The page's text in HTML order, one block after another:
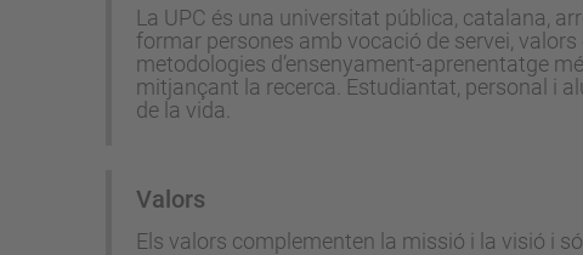
La UPC és una universitat pública, catalana,
formar persones amb vocació de servei,
metodologies d’ensenyament-aprenentatge
mitjançant la recerca. Estudiantat, personal i
de la vida.
Valors
Els valors complementen la missió i la visió i